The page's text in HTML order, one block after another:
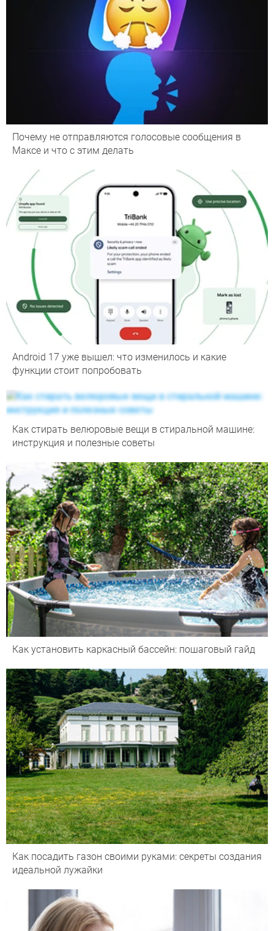
Почему не отправляются голосовые сообщения в
Максе и что с этим делать
Android 17 уже вышел: что изменилось и какие
функции стоит попробовать
Как стирать велюровые вещи в стиральной машине:
инструкция и полезные советы
Как установить каркасный бассейн: пошаговый гайд
Как посадить газон своими руками: секреты создания
идеальной лужайки